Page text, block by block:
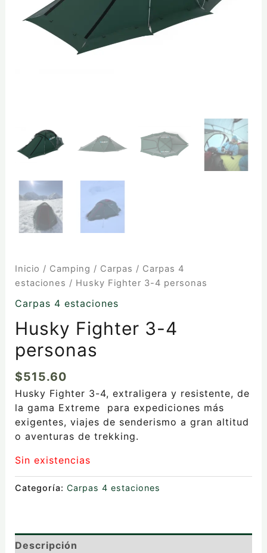
Inicio / Camping / Carpas / Carpas 4
estaciones / Husky Fighter 3-4 personas
Carpas 4 estaciones
Husky Fighter 3-4
personas
$515.60
Husky Fighter 3-4, extraligera y resistente, de
la gama Extreme para expediciones más
exigentes, viajes de senderismo a gran altitud
o aventuras de trekking.
Sin existencias
Categoría: Carpas 4 estaciones
Descripción